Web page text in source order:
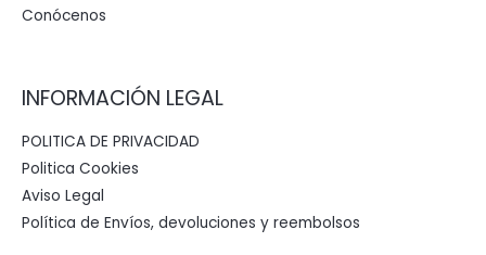
Conócenos
INFORMACIÓN LEGAL
POLITICA DE PRIVACIDAD
Politica Cookies
Aviso Legal
Política de Envíos, devoluciones y reembolsos